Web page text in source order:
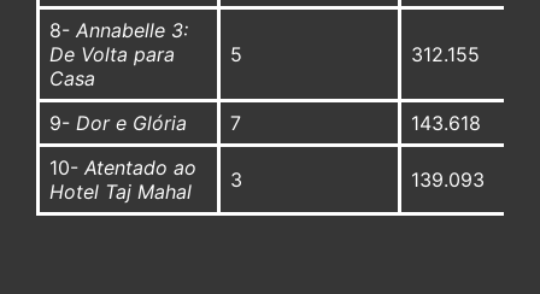
8- Annabelle 3:
De Volta para
Casa
5 312.155
9- Dor e Glória 7
143.618
10- Atentado ao
Hotel Taj Mahal
3 139.093